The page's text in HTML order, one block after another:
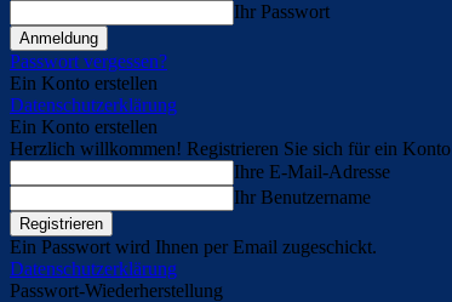
Ihr Passwort
Passwort vergessen?
Ein Konto erstellen
Datenschutzerklärung
Ein Konto erstellen
Herzlich willkommen! Registrieren Sie sich für ein Konto
Ihre E-Mail-Adresse
Ihr Benutzername
Ein Passwort wird Ihnen per Email zugeschickt.
Datenschutzerklärung
Passwort-Wiederherstellung